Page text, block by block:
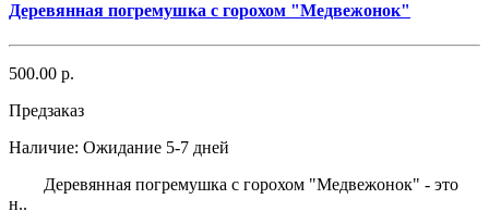
Деревянная погремушка с горохом "Медвежонок"
500.00 р.
Предзаказ
Наличие: Ожидание 5-7 дней
Деревянная погремушка с горохом "Медвежонок" - это
н..